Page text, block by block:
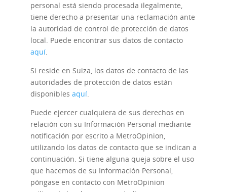
personal está siendo procesada ilegalmente,
tiene derecho a presentar una reclamación ante
la autoridad de control de protección de datos
local. Puede encontrar sus datos de contacto
aquí.
Si reside en Suiza, los datos de contacto de las
autoridades de protección de datos están
disponibles aquí.
Puede ejercer cualquiera de sus derechos en
relación con su Información Personal mediante
notificación por escrito a MetroOpinion,
utilizando los datos de contacto que se indican a
continuación. Si tiene alguna queja sobre el uso
que hacemos de su Información Personal,
póngase en contacto con MetroOpinion